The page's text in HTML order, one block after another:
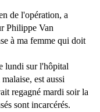
de l'opération, a
Philippe Van
à ma femme qui doit
lundi sur l'hôpital
est aussi
regagné mardi soir la
sont incarcérés.